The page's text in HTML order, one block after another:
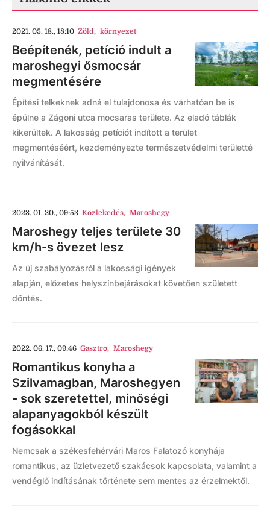
2021. 05. 18., 18:10 Zöld, környezet
Beépítenék, petíció indult a
maroshegyi ősmocsár
megmentésére
Építési telkeknek adná el tulajdonosa és várhatóan be is
épülne a Zágoni utca mocsaras területe. Az eladó táblák
kikerültek. A lakosság petíciót indított a terület
megmentéséért, kezdeményezte természetvédelmi területté
nyilvánítását.
2023. 01. 20., 09:53 Közlekedés, Maroshegy
Maroshegy teljes területe 30
km/h-s övezet lesz
Az új szabályozásról a lakossági igények
alapján, előzetes helyszínbejárásokat követően született
döntés.
2022. 06. 17., 09:46 Gasztro, Maroshegy
Romantikus konyha a
Szilvamagban, Maroshegyen
- sok szeretettel, minőségi
alapanyagokból készült
fogásokkal
Nemcsak a székesfehérvári Maros Falatozó konyhája
romantikus, az üzletvezető szakácsok kapcsolata, valamint a
vendéglő indításának története sem mentes az érzelmektől.